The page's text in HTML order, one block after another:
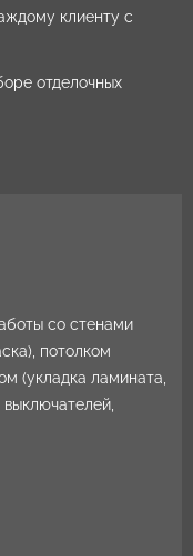
клиенту с
отделочных
со стенами
потолком
(укладка ламината,